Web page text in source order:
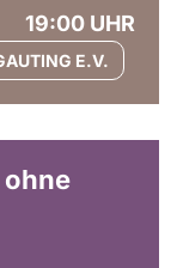
19:00 UHR
E.V.
ohne